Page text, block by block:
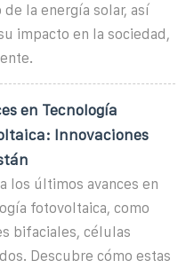
de la energía solar, así
impacto en la sociedad,
en Tecnología
Innovaciones
los últimos avances en
fotovoltaica, como
bifaciales, células
Descubre cómo estas